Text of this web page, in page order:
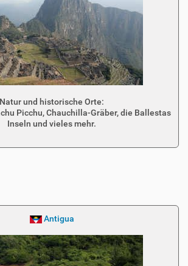
Natur und historische Orte:
Picchu, Chauchilla-Gräber, die Ballestas
Inseln und vieles mehr.
Antigua